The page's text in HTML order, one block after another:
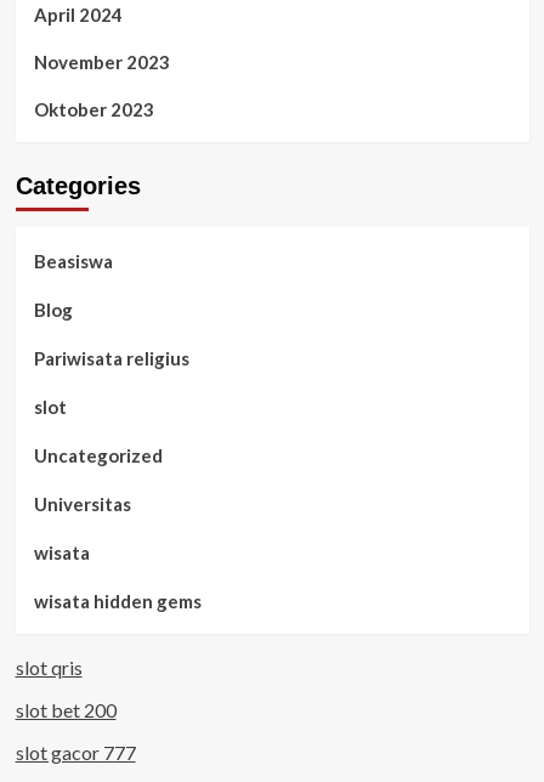
April 2024
November 2023
Oktober 2023
Categories
Beasiswa
Blog
Pariwisata religius
slot
Uncategorized
Universitas
wisata
wisata hidden gems
slot qris
slot bet 200
slot gacor 777